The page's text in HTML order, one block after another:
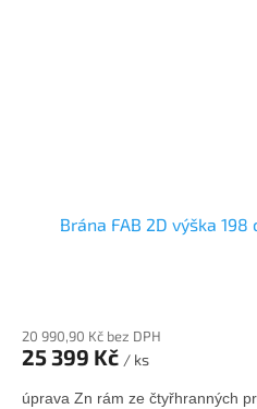
Brána FAB 2D výška
20 990,90 Kč bez DPH
25 399 Kč / ks
úprava Zn rám ze čtyřhranných